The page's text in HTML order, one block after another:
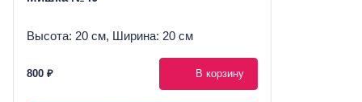
Высота: 20 см, Ширина: 20 см
800 ₽ В корзину